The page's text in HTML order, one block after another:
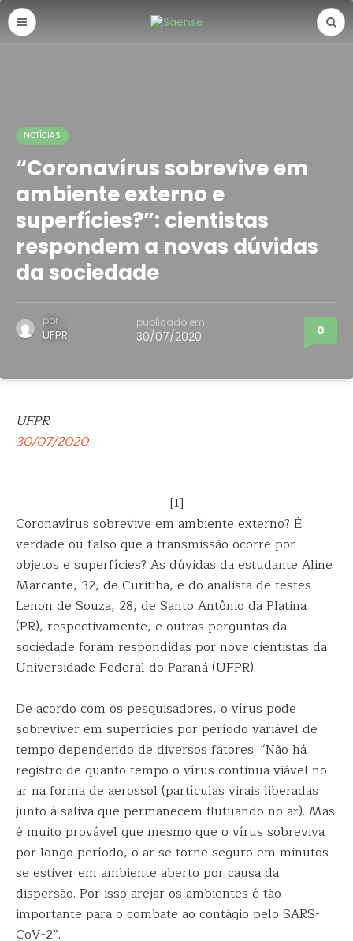
NOTÍCIAS
“Coronavírus sobrevive em
ambiente externo e
superfícies?”: cientistas
respondem a novas dúvidas
da sociedade
por
UFPR
publicado em
30/07/2020 0
UFPR
30/07/2020
[1]
Coronavírus sobrevive em ambiente externo? É
verdade ou falso que a transmissão ocorre por
objetos e superfícies? As dúvidas da estudante Aline
Marcante, 32, de Curitiba, e do analista de testes
Lenon de Souza, 28, de Santo Antônio da Platina
(PR), respectivamente, e outras perguntas da
sociedade foram respondidas por nove cientistas da
Universidade Federal do Paraná (UFPR).
De acordo com os pesquisadores, o vírus pode
sobreviver em superfícies por período variável de
tempo dependendo de diversos fatores. “Não há
registro de quanto tempo o vírus continua viável no
ar na forma de aerossol (partículas virais liberadas
junto à saliva que permanecem flutuando no ar). Mas
é muito provável que mesmo que o vírus sobreviva
por longo período, o ar se torne seguro em minutos
se estiver em ambiente aberto por causa da
dispersão. Por isso arejar os ambientes é tão
importante para o combate ao contágio pelo SARS-
CoV-2”.